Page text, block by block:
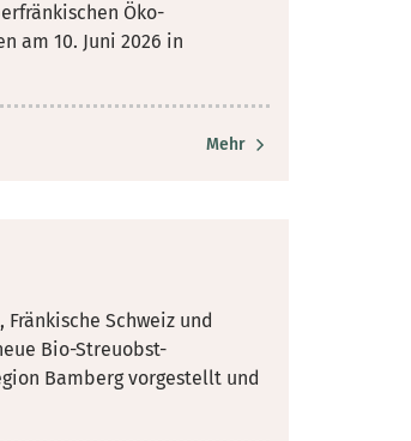
Öko-
am 10. Juni 2026 in
Mehr
Schweiz und
Bio-Streuobst-
Bamberg vorgestellt und